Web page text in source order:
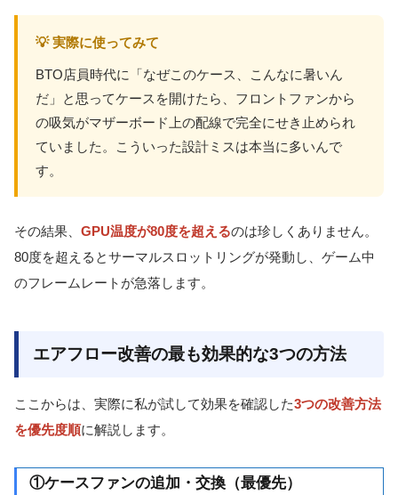
💡 実際に使ってみて
BTO店員時代に「なぜこのケース、こんなに暑いん
だ」と思ってケースを開けたら、フロントファンから
の吸気がマザーボード上の配線で完全にせき止められ
ていました。こういった設計ミスは本当に多いんで
す。
その結果、 GPU温度が80度を超えるのは珍しくありません。
80度を超えるとサーマルスロットリングが発動し、ゲーム中
のフレームレートが急落します。
エアフロー改善の最も効果的な3つの方法
ここからは、実際に私が試して効果を確認した3つの改善方法
を優先度順に解説します。
①ケースファンの追加・交換（最優先）